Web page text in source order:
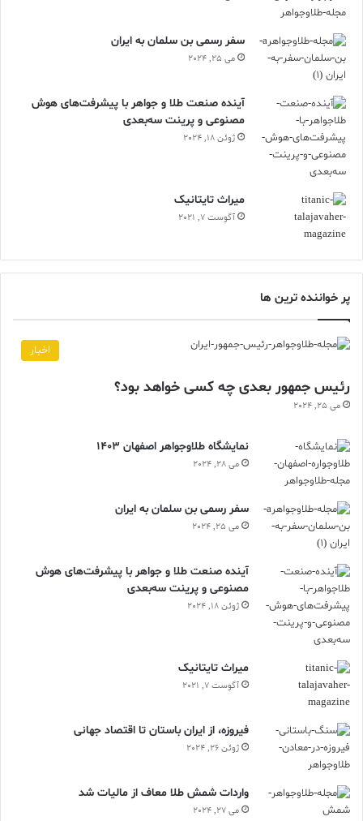
سفر رسمی بن سلمان به ایران
می 25, 2024
آینده صنعت طلا و جواهر با پیشرفت‌های هوش
مصنوعی و پرینت سه‌بعدی
ژوئن 18, 2024
ميراث تايتانيک
آگوست 7, 2021
پر خواننده ترین ها
اخبار
رئیس جمهور بعدی چه کسی خواهد بود؟
می 25, 2024
نمایشگاه طلاوجواهر اصفهان 1403
می 28, 2024
سفر رسمی بن سلمان به ایران
می 25, 2024
آینده صنعت طلا و جواهر با پیشرفت‌های هوش
مصنوعی و پرینت سه‌بعدی
ژوئن 18, 2024
ميراث تايتانيک
آگوست 7, 2021
فیروزه، از ایران باستان تا اقتصاد جهانی
ژوئن 26, 2024
واردات شمش طلا معاف از مالیات شد
می 27, 2024